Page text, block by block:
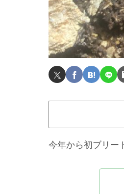
今年から初ブリー